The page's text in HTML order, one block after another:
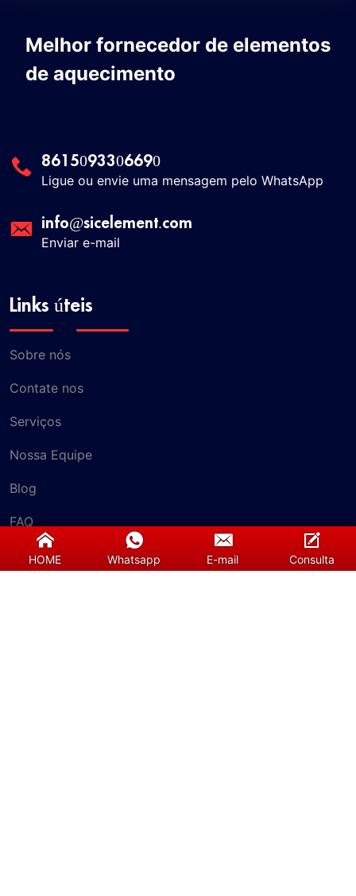
Melhor fornecedor de elementos
de aquecimento
8615093306690
Ligue ou envie uma mensagem pelo WhatsApp
info@sicelement.com
Enviar e-mail
Links úteis
Sobre nós
Contate nos
Serviços
Nossa Equipe
Blog
FAQ
Consulta
HOME Whatsapp E-mail Consulta